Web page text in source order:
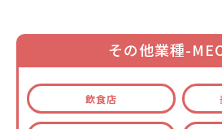
その他業種-
飲食店